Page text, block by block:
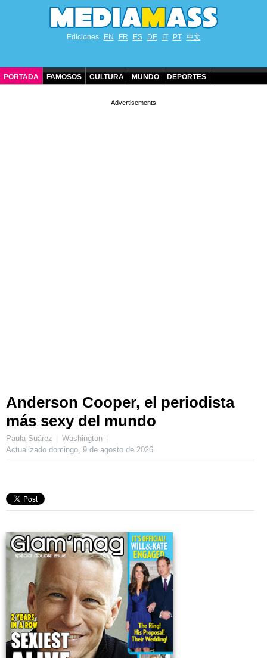
Ediciones EN FR ES DE IT PT 中文
PORTADA FAMOSOS CULTURA MUNDO DEPORTES
Anderson Cooper, el periodista
más sexy del mundo
Paula Suárez
Washington
Actualizado domingo, 9 de agosto de 2026